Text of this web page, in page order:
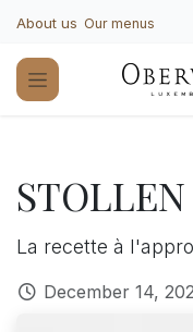
About us Our menus
STOLLEN
La recette à
December 14,